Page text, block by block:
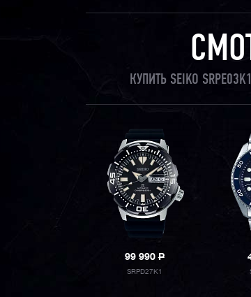
КУПИТЬ SEIKO
99 990P
SRPD27K1